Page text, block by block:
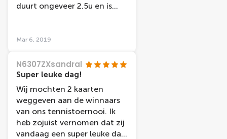
duurt ongeveer 2.5u en is
duurt ongeveer een 70tal
tickets gekocht. Scheelt
toch de helft van de prijs als
je ze aan het bureau zelf
koopt.
Mar 6, 2019
N6307ZXsandral
Super leuke dag!
Wij mochten 2 kaarten
weggeven aan de winnaars
van ons tennistoernooi. Ik
heb zojuist vernomen dat zij
vandaag een super leuke dag